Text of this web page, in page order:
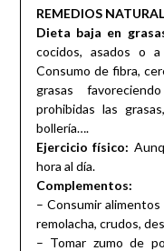
REMEDIOS
Dieta baja en
cocidos, asados o
Consumo de fibra,
grasas
prohibidas las
bollería….
Ejercicio físico:
hora al día.
Complementos:
– Consumir
remolacha, crudos,
– Tomar zumo de